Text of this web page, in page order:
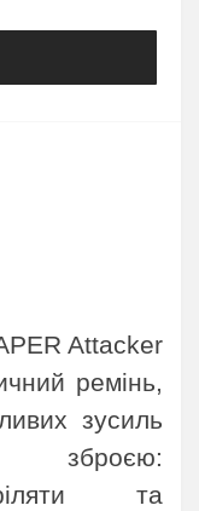
Attacker
ремінь,
зусиль
зброєю:
та